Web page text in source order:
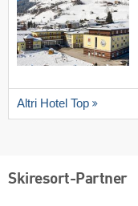
Altri Hotel Top
Skiresort-Partner